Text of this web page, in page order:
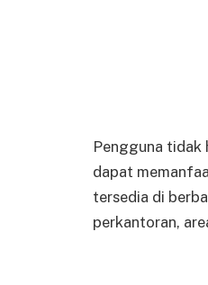
Pengguna tidak
dapat
tersedia di
perkantoran,